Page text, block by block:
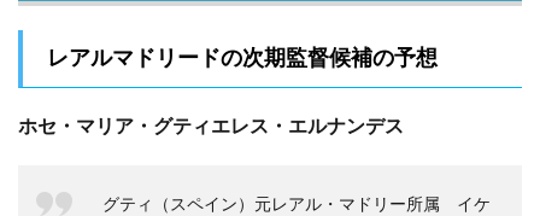
レアルマドリードの次期監督候補の予想
ホセ・マリア・グティエレス・エルナンデス
グティ（スペイン）元レアル・マドリー所属 イケ